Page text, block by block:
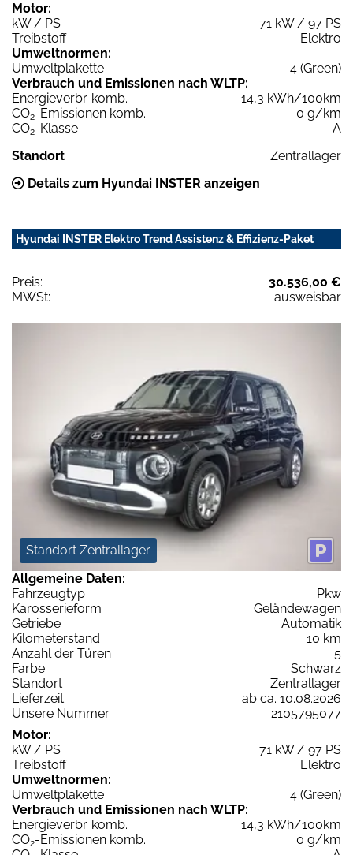
Motor:
kW / PS
71 kW / 97 PS
Treibstoff
Elektro
Umweltnormen:
Umweltplakette
4 (Green)
Verbrauch und Emissionen nach WLTP:
Energieverbr. komb.
14,3 kWh/100km
CO2-Emissionen komb.
0 g/km
CO2-Klasse
A
Standort
Zentrallager
Details zum Hyundai INSTER anzeigen
Hyundai INSTER Elektro Trend Assistenz & Effizienz-Paket
Preis:
30.536,00 €
MWSt:
ausweisbar
Standort Zentrallager
Allgemeine Daten:
Fahrzeugtyp
Pkw
Karosserieform
Geländewagen
Getriebe
Automatik
Kilometerstand
10 km
Anzahl der Türen
5
Farbe
Schwarz
Standort
Zentrallager
Lieferzeit
ab ca. 10.08.2026
Unsere Nummer
2105795077
Motor:
kW / PS
71 kW / 97 PS
Treibstoff
Elektro
Umweltnormen:
Umweltplakette
4 (Green)
Verbrauch und Emissionen nach WLTP:
Energieverbr. komb.
14,3 kWh/100km
CO2-Emissionen komb.
0 g/km